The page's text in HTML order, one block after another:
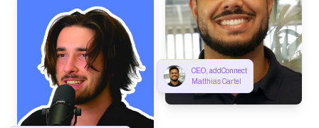
CEO, addConnect
Matthias Cartel